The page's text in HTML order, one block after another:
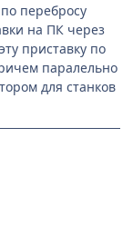
перебросу
на ПК через
приставку по
паралельно
для станков